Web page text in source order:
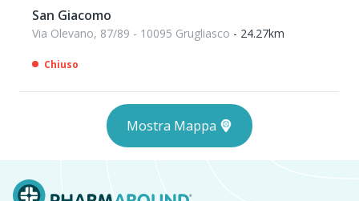
San Giacomo
Via Olevano, 87/89 - 10095 Grugliasco - 24.27km
Chiuso
Mostra Mappa